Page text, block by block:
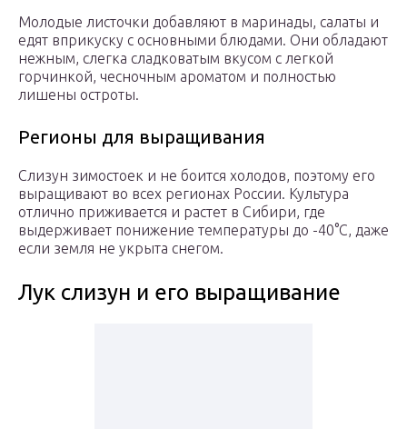
Молодые листочки добавляют в маринады, салаты и
едят вприкуску с основными блюдами. Они обладают
нежным, слегка сладковатым вкусом с легкой
горчинкой, чесночным ароматом и полностью
лишены остроты.
Регионы для выращивания
Слизун зимостоек и не боится холодов, поэтому его
выращивают во всех регионах России. Культура
отлично приживается и растет в Сибири, где
выдерживает понижение температуры до -40°С, даже
если земля не укрыта снегом.
Лук слизун и его выращивание